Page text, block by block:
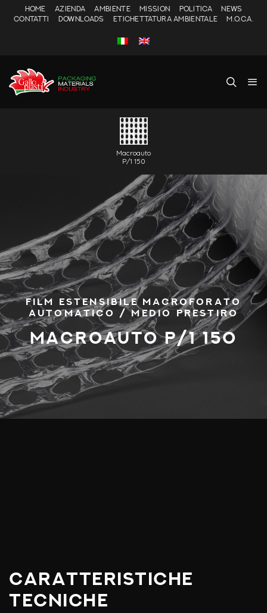
HOME AZIENDA AMBIENTE MISSION POLITICA
NEWS
CONTATTI
DOWNLOADS ETICHETTATURA AMBIENTALE M.O.C.A.
Macroauto
P/1 150
FILM ESTENSIBILE MACROFORATO
AUTOMATICO / MEDIO PRESTIRO
MACROAUTO P/1 150
Caratteristiche
Tecniche